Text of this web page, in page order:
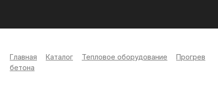
Контакты
+7 (914) 970-13-62
Главная Каталог Тепловое оборудование
Прогрев
бетона